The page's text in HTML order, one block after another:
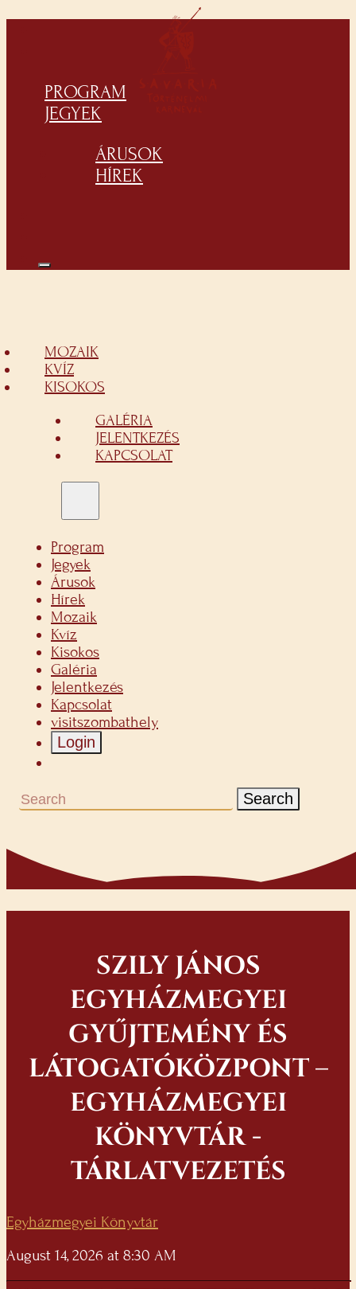
PROGRAM
JEGYEK
ÁRUSOK
HÍREK
MOZAIK
KVÍZ
KISOKOS
GALÉRIA
JELENTKEZÉS
KAPCSOLAT
Program
Jegyek
Árusok
Hírek
Mozaik
Kvíz
Kisokos
Galéria
Jelentkezés
Kapcsolat
visitszombathely
Login
Search
SZILY JÁNOS
EGYHÁZMEGYEI
GYŰJTEMÉNY ÉS
LÁTOGATÓKÖZPONT –
EGYHÁZMEGYEI
KÖNYVTÁR -
TÁRLATVEZETÉS
Egyházmegyei Könyvtár
August 14, 2026 at 8:30 AM